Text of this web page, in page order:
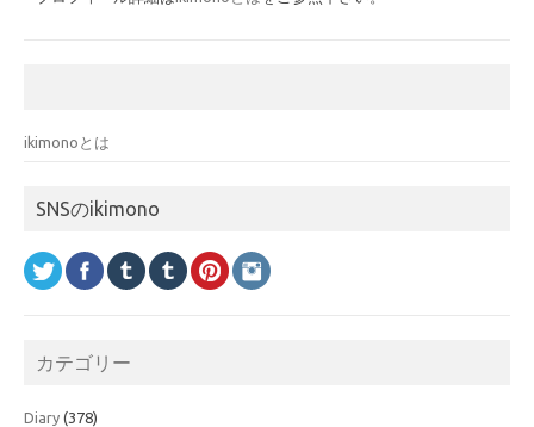
ikimonoとは
SNSのikimono
カテゴリー
Diary (378)